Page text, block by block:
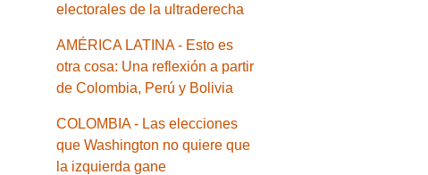
electorales de la ultraderecha
AMÉRICA LATINA - Esto es
otra cosa: Una reflexión a partir
de Colombia, Perú y Bolivia
COLOMBIA - Las elecciones
que Washington no quiere que
la izquierda gane